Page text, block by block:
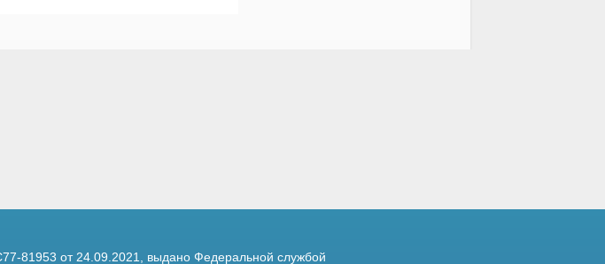
81953 от 24.09.2021, выдано Федеральной службой